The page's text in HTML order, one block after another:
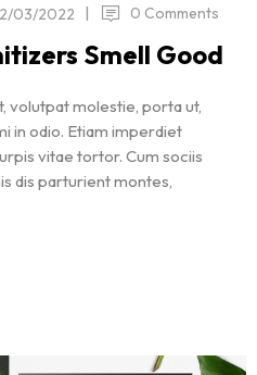
03/2022 | 0 Comments
Smell Good
volutpat molestie, porta ut,
in odio. Etiam imperdiet
vitae tortor. Cum sociis
dis parturient montes,